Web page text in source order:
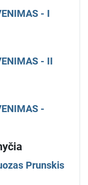
- I
- II
-
Prunskis